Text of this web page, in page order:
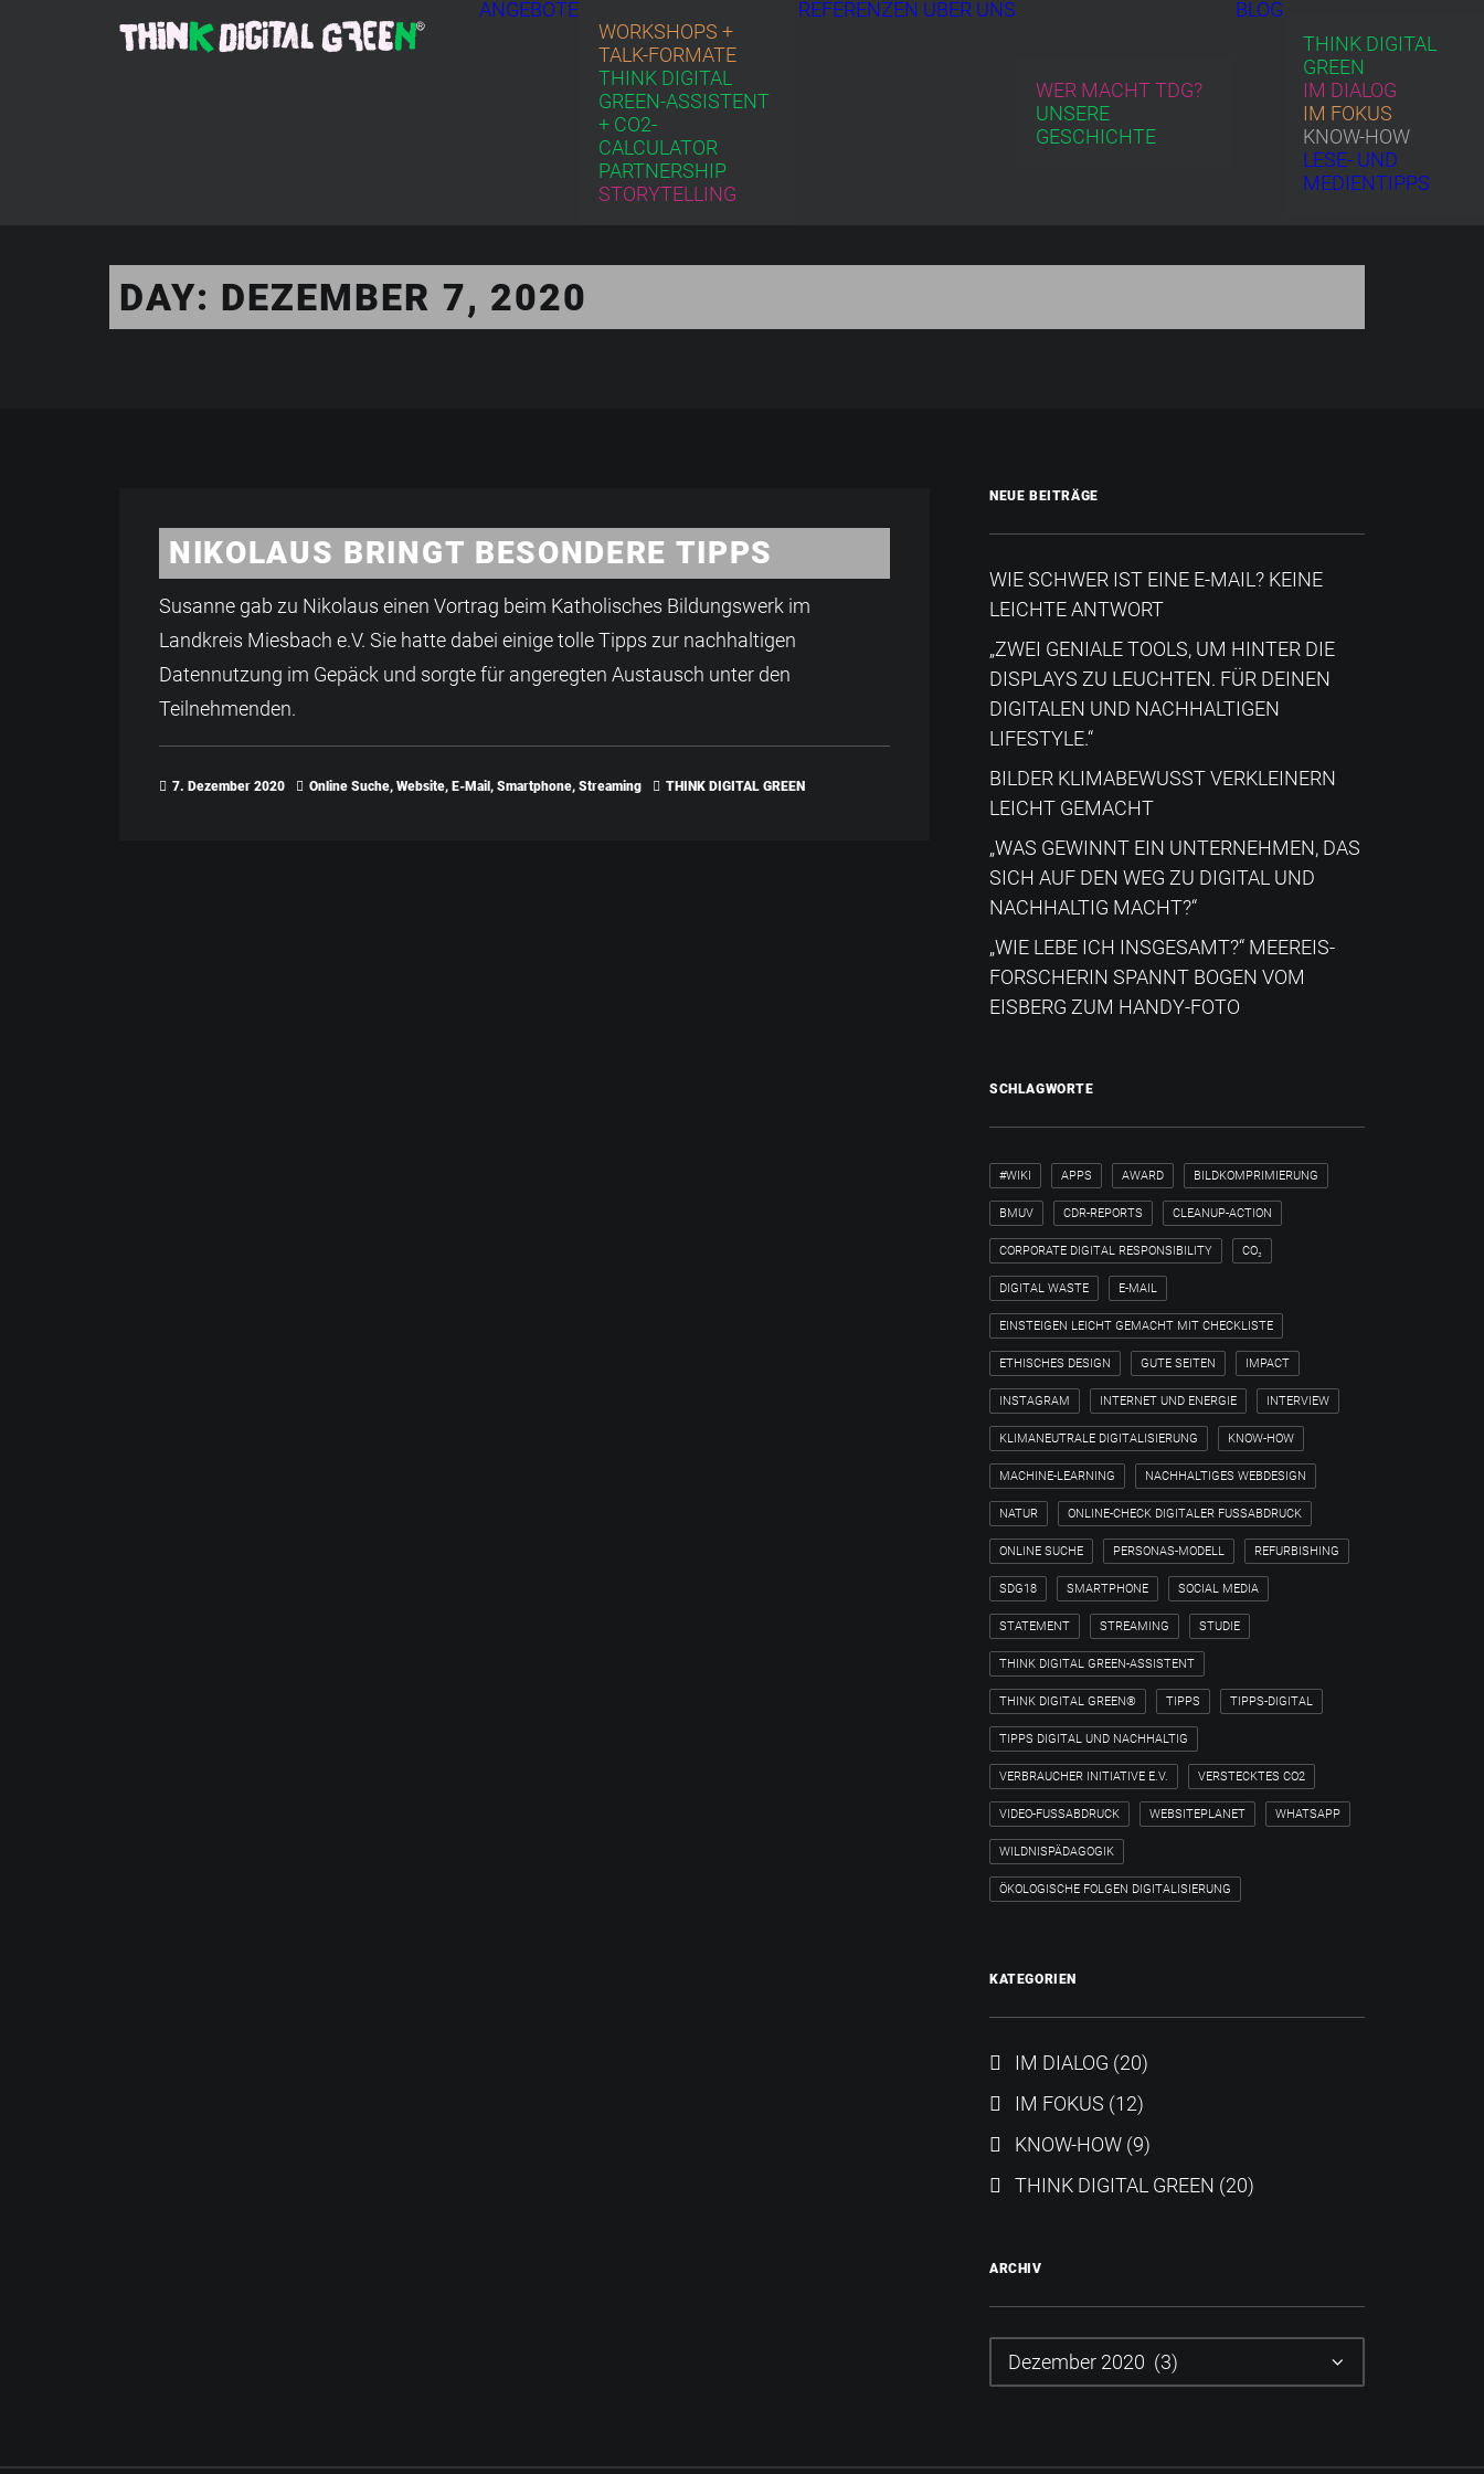
ANGEBOTE
WORKSHOPS +
TALK-FORMATE
THINK DIGITAL
GREEN-ASSISTENT
+ CO2-
CALCULATOR
PARTNERSHIP
STORYTELLING
REFERENZEN ÜBER UNS
WER MACHT TDG?
UNSERE
GESCHICHTE
BLOG
THINK DIGITAL
GREEN
IM DIALOG
IM FOKUS
KNOW-HOW
LESE- UND
MEDIENTIPPS
DAY: DEZEMBER 7, 2020
NIKOLAUS BRINGT BESONDERE TIPPS
Susanne gab zu Nikolaus einen Vortrag beim Katholisches Bildungswerk im
Landkreis Miesbach e.V. Sie hatte dabei einige tolle Tipps zur nachhaltigen
Datennutzung im Gepäck und sorgte für angeregten Austausch unter den
Teilnehmenden.
7. Dezember 2020 Online Suche, Website, E-Mail , Smartphone, Streaming THINK DIGITAL GREEN
NEUE BEITRÄGE
WIE SCHWER IST EINE E-MAIL? KEINE
LEICHTE ANTWORT
„ZWEI GENIALE TOOLS, UM HINTER DIE
DISPLAYS ZU LEUCHTEN. FÜR DEINEN
DIGITALEN UND NACHHALTIGEN
LIFESTYLE.“
BILDER KLIMABEWUSST VERKLEINERN
LEICHT GEMACHT
„WAS GEWINNT EIN UNTERNEHMEN, DAS
SICH AUF DEN WEG ZU DIGITAL UND
NACHHALTIG MACHT?“
„WIE LEBE ICH INSGESAMT?“​ MEEREIS-
FORSCHERIN SPANNT BOGEN VOM
EISBERG ZUM HANDY-FOTO
SCHLAGWORTE
#WIKI APPS AWARD BILDKOMPRIMIERUNG
BMUV CDR-REPORTS CLEANUP-ACTION
CORPORATE DIGITAL RESPONSIBILITY CO₂
DIGITAL WASTE E-MAIL
EINSTEIGEN LEICHT GEMACHT MIT CHECKLISTE
ETHISCHES DESIGN GUTE SEITEN IMPACT
INSTAGRAM INTERNET UND ENERGIE INTERVIEW
KLIMANEUTRALE DIGITALISIERUNG KNOW-HOW
MACHINE-LEARNING NACHHALTIGES WEBDESIGN
NATUR ONLINE-CHECK DIGITALER FUSSABDRUCK
ONLINE SUCHE PERSONAS-MODELL REFURBISHING
SDG18 SMARTPHONE SOCIAL MEDIA
STATEMENT STREAMING STUDIE
THINK DIGITAL GREEN-ASSISTENT
THINK DIGITAL GREEN® TIPPS TIPPS-DIGITAL
TIPPS DIGITAL UND NACHHALTIG
VERBRAUCHER INITIATIVE E.V. VERSTECKTES CO2
VIDEO-FUSSABDRUCK WEBSITEPLANET WHATSAPP
WILDNISPÄDAGOGIK
ÖKOLOGISCHE FOLGEN DIGITALISIERUNG
KATEGORIEN
IM DIALOG (20)
IM FOKUS (12)
KNOW-HOW (9)
THINK DIGITAL GREEN (20)
ARCHIV
Archiv